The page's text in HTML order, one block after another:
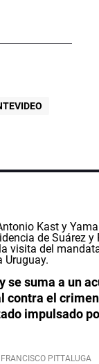
se suma a un
contra el crimen
impulsado
PITTALUGA